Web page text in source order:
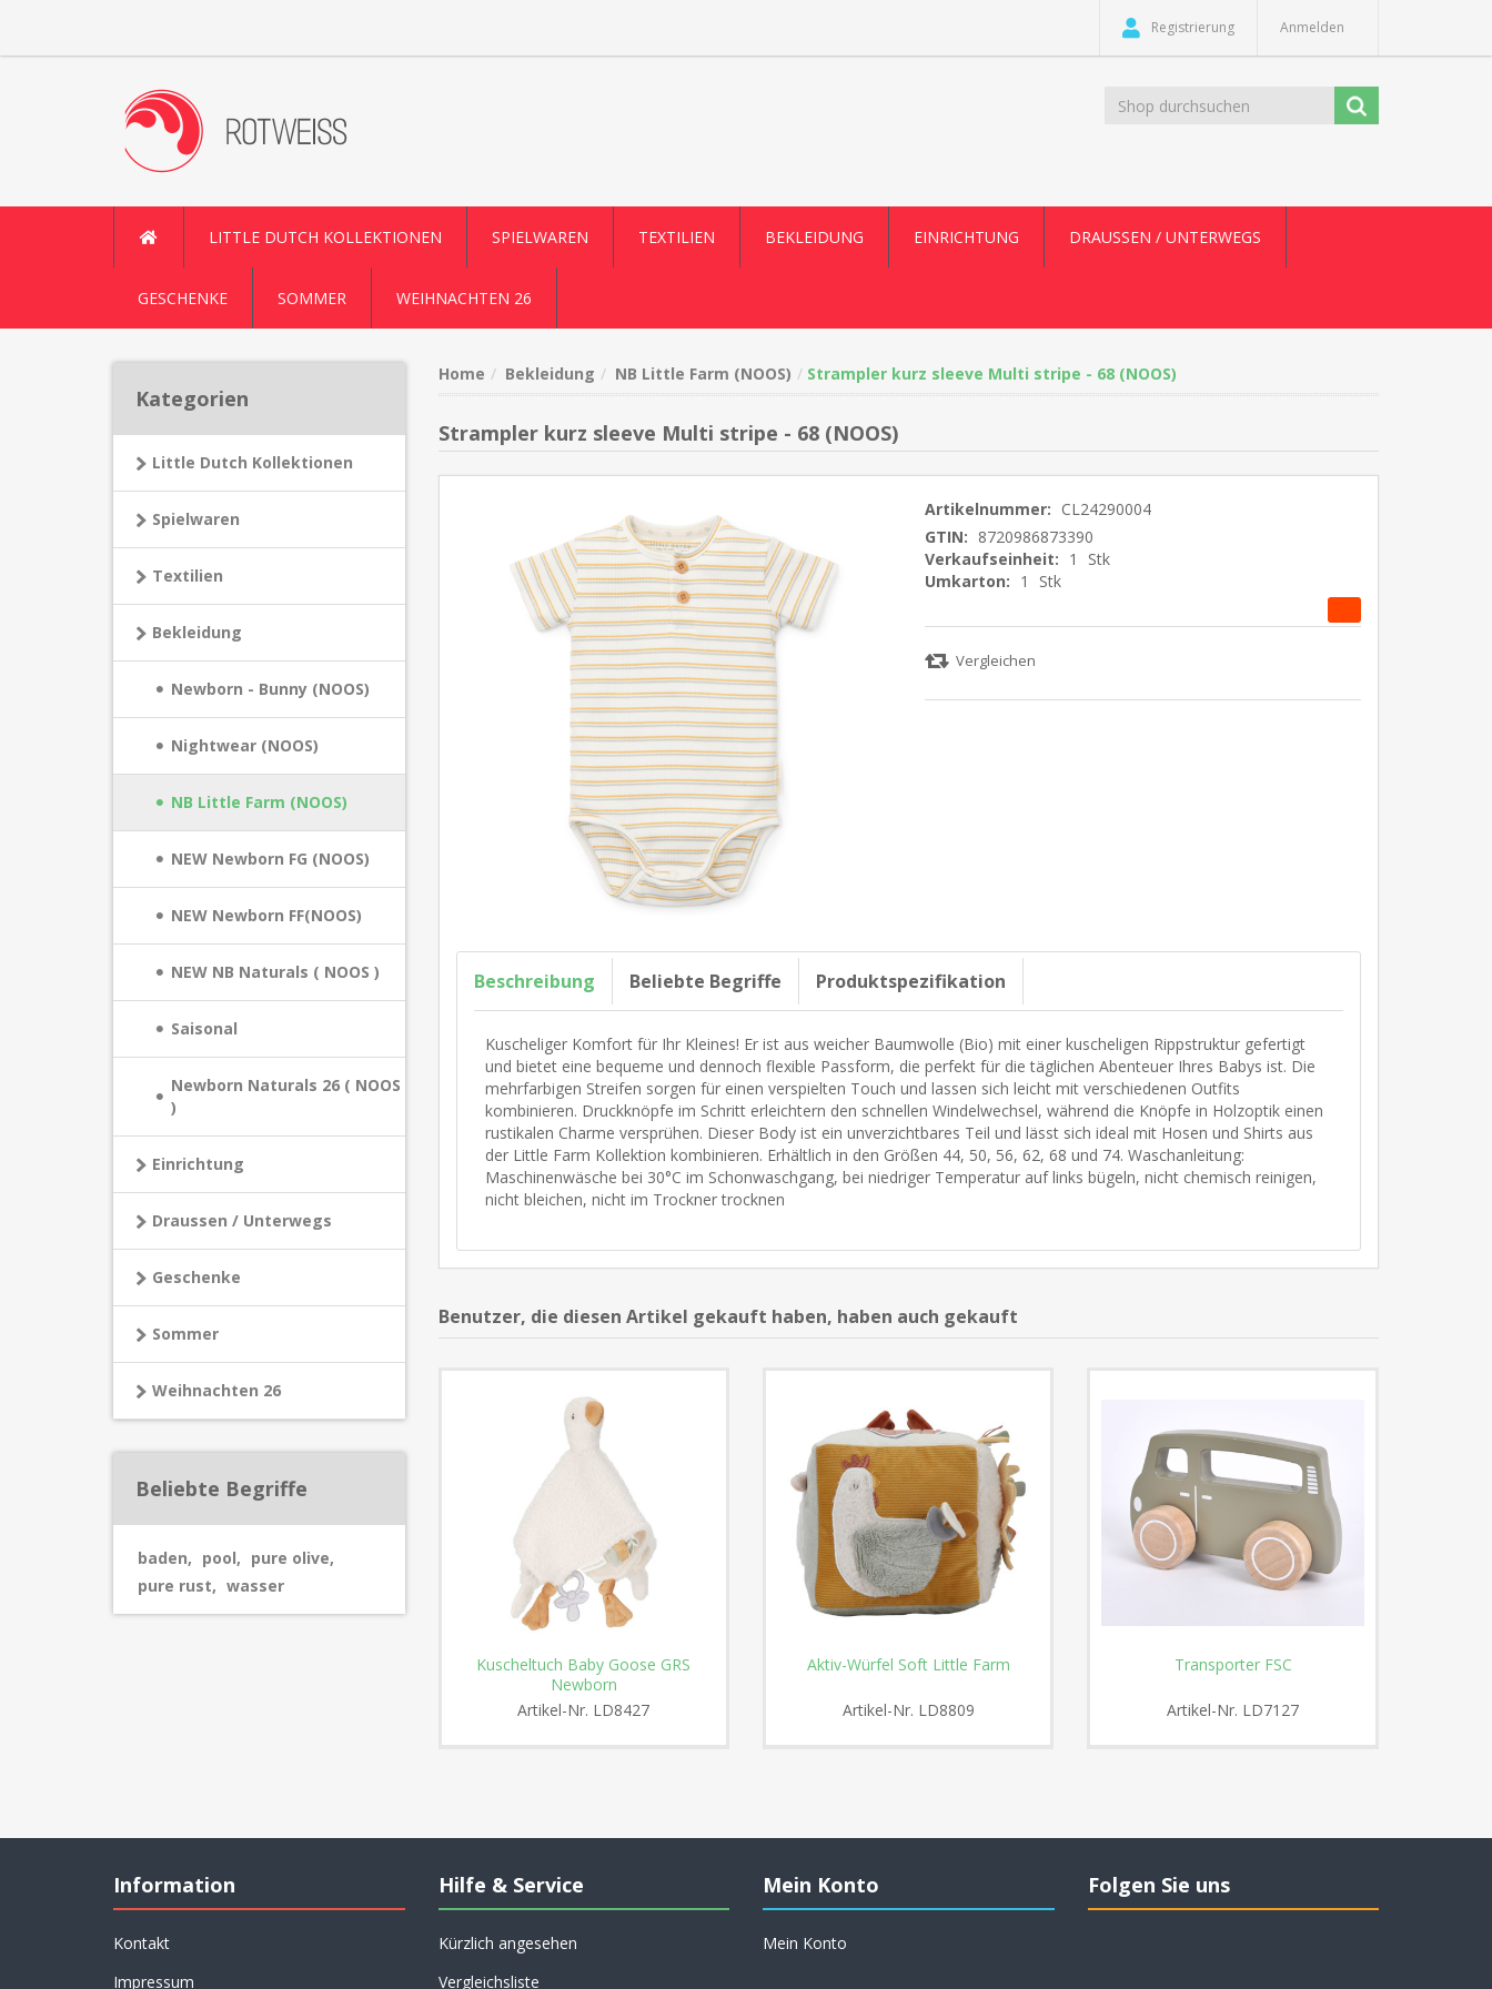
Registrierung Anmelden
LITTLE DUTCH KOLLEKTIONEN SPIELWAREN TEXTILIEN BEKLEIDUNG EINRICHTUNG DRAUSSEN / UNTERWEGS
GESCHENKE SOMMER WEIHNACHTEN 26
Kategorien
Little Dutch Kollektionen
Spielwaren
Textilien
Bekleidung
Newborn - Bunny (NOOS)
Nightwear (NOOS)
NB Little Farm (NOOS)
NEW Newborn FG (NOOS)
NEW Newborn FF(NOOS)
NEW NB Naturals ( NOOS )
Saisonal
Newborn Naturals 26 ( NOOS
)
Einrichtung
Draussen / Unterwegs
Geschenke
Sommer
Weihnachten 26
Beliebte Begriffe
baden, pool, pure olive,
pure rust, wasser
Home Bekleidung NB Little Farm (NOOS) Strampler kurz sleeve Multi stripe - 68 (NOOS)
Strampler kurz sleeve Multi stripe - 68 (NOOS)
Artikelnummer: CL24290004
GTIN: 8720986873390
Verkaufseinheit: 1
Stk
Umkarton: 1 Stk
Beschreibung Beliebte Begriffe Produktspezifikation
Kuscheliger Komfort für Ihr Kleines! Er ist aus weicher Baumwolle (Bio) mit einer kuscheligen Rippstruktur gefertigt
und bietet eine bequeme und dennoch flexible Passform, die perfekt für die täglichen Abenteuer Ihres Babys ist. Die
mehrfarbigen Streifen sorgen für einen verspielten Touch und lassen sich leicht mit verschiedenen Outfits
kombinieren. Druckknöpfe im Schritt erleichtern den schnellen Windelwechsel, während die Knöpfe in Holzoptik einen
rustikalen Charme versprühen. Dieser Body ist ein unverzichtbares Teil und lässt sich ideal mit Hosen und Shirts aus
der Little Farm Kollektion kombinieren. Erhältlich in den Größen 44, 50, 56, 62, 68 und 74. Waschanleitung:
Maschinenwäsche bei 30°C im Schonwaschgang, bei niedriger Temperatur auf links bügeln, nicht chemisch reinigen,
nicht bleichen, nicht im Trockner trocknen
Benutzer, die diesen Artikel gekauft haben, haben auch gekauft
Kuscheltuch Baby Goose GRS
Newborn
Artikel-Nr. LD8427
Aktiv-Würfel Soft Little Farm
Artikel-Nr. LD8809
Transporter FSC
Artikel-Nr. LD7127
Information
Kontakt
Impressum
Hilfe & Service
Kürzlich angesehen
Vergleichsliste
Mein Konto
Mein Konto
Folgen Sie uns